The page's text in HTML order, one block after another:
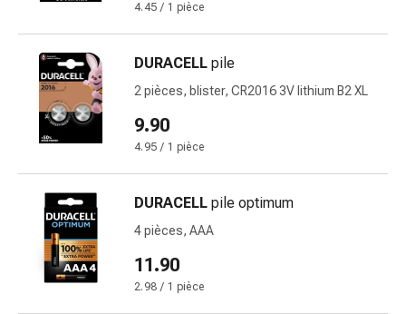
Pansements
pour
yeux
Hygiène
des
yeux
Cœur
et
Circulation
Thérapie
4.45 / 1 pièce
DURACELL pile
2 pièces, blister, CR2016 3V lithium B2 XL
9.90
4.95 / 1 pièce
DURACELL pile optimum
4 pièces, AAA
11.90
2.98 / 1 pièce